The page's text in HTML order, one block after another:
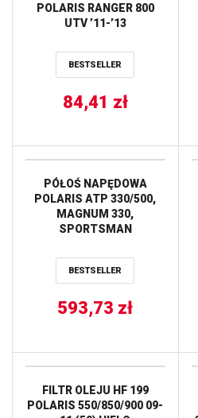
POLARIS RANGER 800
UTV ’11-’13
BESTSELLER
84,41 zł
PÓŁOŚ NAPĘDOWA
POLARIS ATP 330/500,
MAGNUM 330,
SPORTSMAN
PRZÓD STRONA LEWA
PRAWA ALL BALLS
BESTSELLER
593,73 zł
FILTR OLEJU HF 199
POLARIS 550/850/900 09-